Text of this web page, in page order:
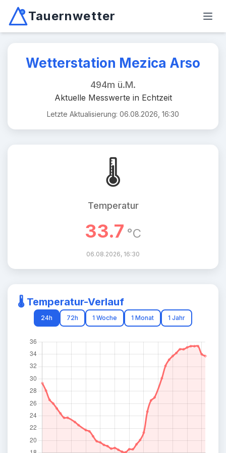
Tauernwetter
Unabhängiger Wetterdienst für Kärnten, Osttirol &
Wetterstation Mezica Arso
494m ü.M.
Aktuelle Messwerte in Echtzeit
Letzte Aktualisierung: 06.08.2026, 16:30
🌡️
Temperatur
33.7 °C
06.08.2026, 16:30
🌡️ Temperatur-Verlauf
24h 72h 1 Woche 1 Monat 1 Jahr